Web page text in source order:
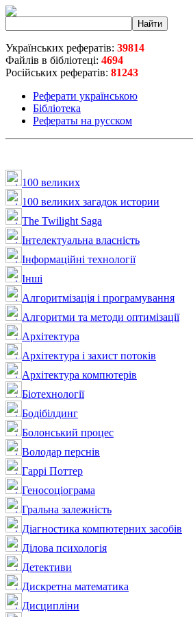
Українських рефератів: 39814
Файлів в бібліотеці: 4694
Російських рефератів: 81243
Реферати українською
Бібліотека
Рефераты на русском
100 великих
100 великих загадок истории
The Twilight Saga
Інтелектуальна влaсність
Інформаційні технології
Інші
Алгоритмізація і програмування
Алгоритми та методи оптимізації
Архітектура
Архітектура і захист потоків
Архітектура компютерів
Біотехнології
Бодібілдинг
Болонський процес
Володар перснів
Гаррі Поттер
Геносоціограма
Гральна залежність
Діагностика компютерних засобів
Ділова психологія
Детективи
Дискретна математика
Дисципліни